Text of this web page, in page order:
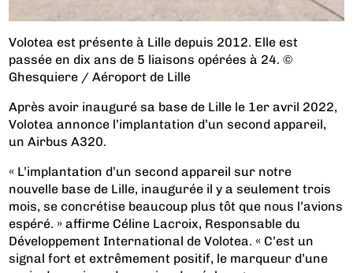
Volotea est présente à Lille depuis 2012. Elle est
passée en dix ans de 5 liaisons opérées à 24. ©
Ghesquiere / Aéroport de Lille
Après avoir inauguré sa base de Lille le 1er avril 2022,
Volotea annonce l’implantation d’un second appareil,
un Airbus A320.
« L’implantation d’un second appareil sur notre
nouvelle base de Lille, inaugurée il y a seulement trois
mois, se concrétise beaucoup plus tôt que nous l’avions
espéré. » affirme Céline Lacroix, Responsable du
Développement International de Volotea. « C’est un
signal fort et extrêmement positif, le marqueur d’une